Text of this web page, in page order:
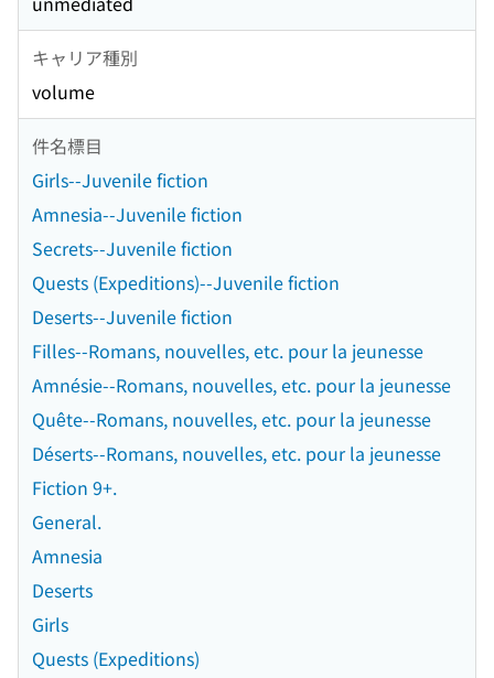
キャリア種別
volume
件名標目
Girls--Juvenile fiction
Amnesia--Juvenile fiction
Secrets--Juvenile fiction
Quests (Expeditions)--Juvenile fiction
Deserts--Juvenile fiction
Filles--Romans, nouvelles, etc. pour la jeunesse
Amnésie--Romans, nouvelles, etc. pour la jeunesse
Quête--Romans, nouvelles, etc. pour la jeunesse
Déserts--Romans, nouvelles, etc. pour la jeunesse
Fiction 9+.
General.
Amnesia
Deserts
Girls
Quests (Expeditions)